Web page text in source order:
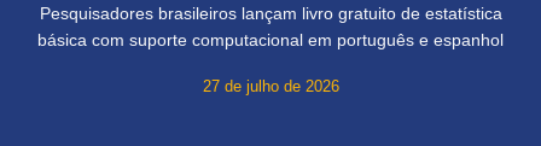
Pesquisadores brasileiros lançam livro gratuito de estatística
básica com suporte computacional em português e espanhol
27 de julho de 2026